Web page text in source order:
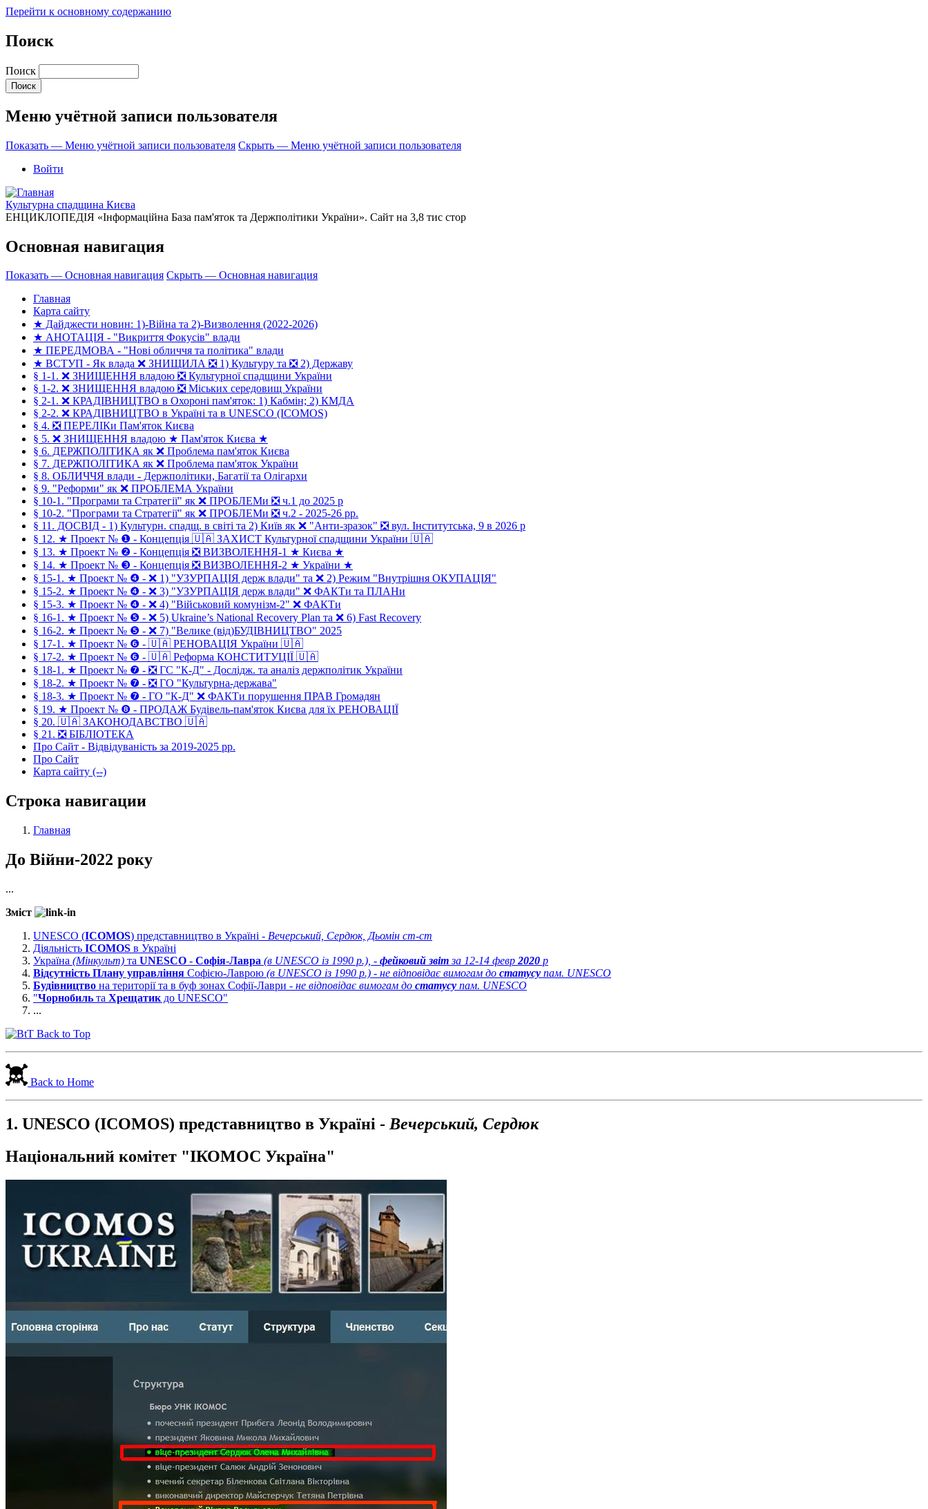
Перейти к основному содержанию
Поиск
Поиск
Меню учётной записи пользователя
Показать — Меню учётной записи пользователя Скрыть — Меню учётной записи пользователя
Войти
Культурна спадщина Києва
ЕНЦИКЛОПЕДІЯ «Інформаційна База пам'яток та Держполітики України». Сайт на 3,8 тис стор
Основная навигация
Показать — Основная навигация Скрыть — Основная навигация
Главная
Карта сайту
★ Дайджести новин: 1)-Війна та 2)-Визволення (2022-2026)
★ АНОТАЦІЯ - "Викриття Фокусів" влади
★ ПЕРЕДМОВА - "Нові обличчя та політика" влади
★ ВСТУП - Як влада ❌ ЗНИЩИЛА ❎ 1) Культуру та ❎ 2) Державу
§ 1-1. ❌ ЗНИЩЕННЯ владою ❎ Культурної спадщини України
§ 1-2. ❌ ЗНИЩЕННЯ владою ❎ Міських середовищ України
§ 2-1. ❌ КРАДІВНИЦТВО в Охороні пам'яток: 1) Кабмін; 2) КМДА
§ 2-2. ❌ КРАДІВНИЦТВО в Україні та в UNESCO (ICOMOS)
§ 4. ❎ ПЕРЕЛІКи Пам'яток Києва
§ 5. ❌ ЗНИЩЕННЯ владою ★ Пам'яток Києва ★
§ 6. ДЕРЖПОЛІТИКА як ❌ Проблема пам'яток Києва
§ 7. ДЕРЖПОЛІТИКА як ❌ Проблема пам'яток України
§ 8. ОБЛИЧЧЯ влади - Держполітики, Багатії та Олігархи
§ 9. "Реформи" як ❌ ПРОБЛЕМА України
§ 10-1. "Програми та Стратегії" як ❌ ПРОБЛЕМи ❎ ч.1 до 2025 р
§ 10-2. "Програми та Стратегії" як ❌ ПРОБЛЕМи ❎ ч.2 - 2025-26 рр.
§ 11. ДОСВІД - 1) Культурн. спадщ. в світі та 2) Київ як ❌ "Анти-зразок" ❎ вул. Інститутська, 9 в 2026 р
§ 12. ★ Проект № ❶ - Концепція 🇺🇦 ЗАХИСТ Культурної спадщини України 🇺🇦
§ 13. ★ Проект № ❷ - Концепція ❎ ВИЗВОЛЕННЯ-1 ★ Києва ★
§ 14. ★ Проект № ❸ - Концепція ❎ ВИЗВОЛЕННЯ-2 ★ України ★
§ 15-1. ★ Проект № ❹ - ❌ 1) "УЗУРПАЦІЯ держ влади" та ❌ 2) Режим "Внутрішня ОКУПАЦІЯ"
§ 15-2. ★ Проект № ❹ - ❌ 3) "УЗУРПАЦІЯ держ влади" ❌ ФАКТи та ПЛАНи
§ 15-3. ★ Проект № ❹ - ❌ 4) "Військовий комунізм-2" ❌ ФАКТи
§ 16-1. ★ Проект № ❺ - ❌ 5) Ukraine’s National Recovery Plan та ❌ 6) Fast Recovery
§ 16-2. ★ Проект № ❺ - ❌ 7) "Велике (від)БУДІВНИЦТВО" 2025
§ 17-1. ★ Проект № ❻ - 🇺🇦 РЕНОВАЦІЯ України 🇺🇦
§ 17-2. ★ Проект № ❻ - 🇺🇦 Реформа КОНСТИТУЦІЇ 🇺🇦
§ 18-1. ★ Проект № ❼ - ❎ ГС "К-Д" - Дослідж. та аналіз держполітик України
§ 18-2. ★ Проект № ❼ - ❎ ГО "Культурна-держава"
§ 18-3. ★ Проект № ❼ - ГО "К-Д" ❌ ФАКТи порушення ПРАВ Громадян
§ 19. ★ Проект № ❽ - ПРОДАЖ Будівель-пам'яток Києва для їх РЕНОВАЦІЇ
§ 20. 🇺🇦 ЗАКОНОДАВСТВО 🇺🇦
§ 21. ❎ БІБЛІОТЕКА
Про Сайт - Відвідуваність за 2019-2025 рр.
Про Сайт
Карта сайту (--)
Строка навигации
Главная
До Війни-2022 року
...
Зміст
UNESCO (ICOMOS) представництво в Україні - Вечерський, Сердюк, Дьомін ст-ст
Діяльність ICOMOS в Україні
Україна (Мінкульт) та UNESCO - Софія-Лавра (в UNESCO із 1990 р.), - фейковий звітза 12-14 февр 2020 р
Відсутність Плану управління Софією-Лаврою (в UNESCO із 1990 р.) - не відповідає вимогам до статусу пам. UNESCO
Будівництво на території та в буф зонах Софії-Лаври - не відповідає вимогам до статусу пам. UNESCO
"Чорнобиль та Хрещатик до UNESCO"
...
Back to Top
Back to Home
1. UNESCO (ICOMOS) представництво в Україні - Вечерський, Сердюк
Національний комітет "ІКОМОС Україна"